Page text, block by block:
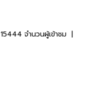
15444 จำนวนผู้เข้าชม |